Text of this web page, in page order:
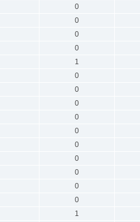
0
0
0
0
1
0
0
0
0
0
0
0
0
0
0
1